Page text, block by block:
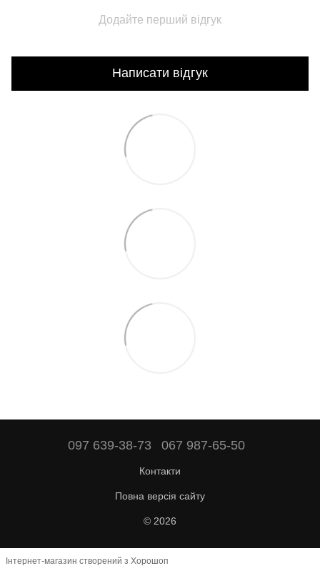
Додайте перший відгук
Написати відгук
097 639-38-73 067 987-65-50
Контакти
Повна версія сайту
© 2026
Інтернет-магазин створений з Хорошоп